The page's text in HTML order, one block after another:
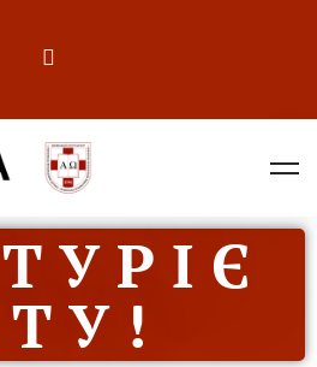
У Р І Є
У !